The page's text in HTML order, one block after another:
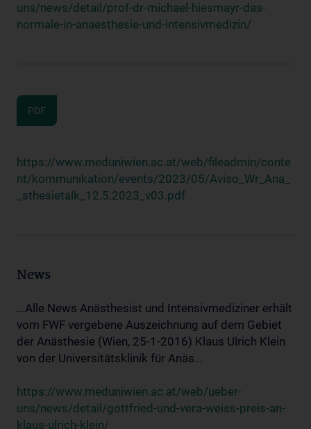
uns/news/detail/prof-dr-michael-hiesmayr-das-
normale-in-anaesthesie-und-intensivmedizin/
PDF
https://www.meduniwien.ac.at/web/fileadmin/conte
nt/kommunikation/events/2023/05/Aviso_Wr_Ana_
_sthesietalk_12.5.2023_v03.pdf
News
...Alle News Anästhesist und Intensivmediziner erhält
vom FWF vergebene Auszeichnung auf dem Gebiet
der Anästhesie (Wien, 25-1-2016) Klaus Ulrich Klein
von der Universitätsklinik für Anäs...
https://www.meduniwien.ac.at/web/ueber-
uns/news/detail/gottfried-und-vera-weiss-preis-an-
klaus-ulrich-klein/